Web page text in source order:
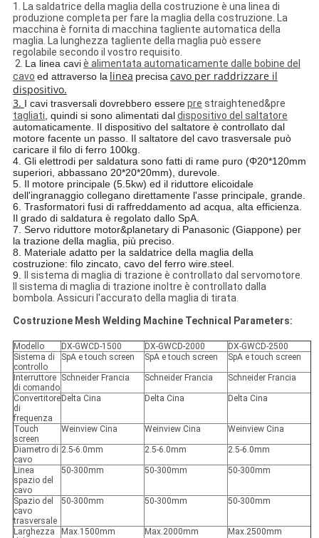
1. La saldatrice della maglia della costruzione è una linea di
produzione completa per fare la maglia della costruzione. La
macchina è fornita di macchina tagliente automatica della
maglia. La lunghezza tagliente della maglia può essere
regolabile secondo il vostro requisito.
2. La linea caviè alimentata automaticamente dalle bobine del
cavo ed attraverso la linea precisacavo per raddrizzare il
dispositivo.
3. I cavi trasversali dovrebbero esserepre straightened&pre
tagliati, quindi si sono alimentati daldispositivo del saltatore
automaticamente. Il dispositivo del saltatore è controllato dal
motore facente un passo. Il saltatore del cavo trasversale può
caricare il filo di ferro 100kg.
4. Gli elettrodi per saldatura sono fatti di rame puro (Φ20*120mm
superiori, abbassano 20*20*20mm), durevole.
5. Il motore principale (5.5kw) ed il riduttore elicoidale
dell'ingranaggio collegano direttamente l'asse principale, grande.
6. Trasformatori fusi di raffreddamento ad acqua, alta efficienza.
Il grado di saldatura è regolato dallo SpA.
7. Servo riduttore motor&planetary di Panasonic (Giappone) per
la trazione della maglia, più preciso.
8. Materiale adatto per la saldatrice della maglia della
costruzione: filo zincato, cavo del ferro wire.steel.
9.
Il sistema di maglia di trazione è controllato dal servomotore.
Il sistema di maglia di trazione inoltre è controllato dalla
bombola. Assicuri l'accurato della maglia di tirata.
Costruzione Mesh Welding Machine Technical Parameters:
Modello DX-GWCD-1500 DX-GWCD-2000
DX-GWCD-2500
Sistema di
controllo
SpA e touch screen SpA e touch screen SpA e touch screen
Interruttore
di comando
Schneider Francia Schneider Francia Schneider Francia
Convertitore
di
frequenza
Delta Cina Delta Cina Delta Cina
Touch
screen
Weinview Cina Weinview Cina Weinview Cina
Diametro di
cavo
2.5-6.0mm 2.5-6.0mm 2.5-6.0mm
Linea
spazio del
cavo
50-300mm 50-300mm 50-300mm
Spazio del
cavo
trasversale
50-300mm 50-300mm 50-300mm
Larghezza
Max.1500mm Max.2000mm Max.2500mm